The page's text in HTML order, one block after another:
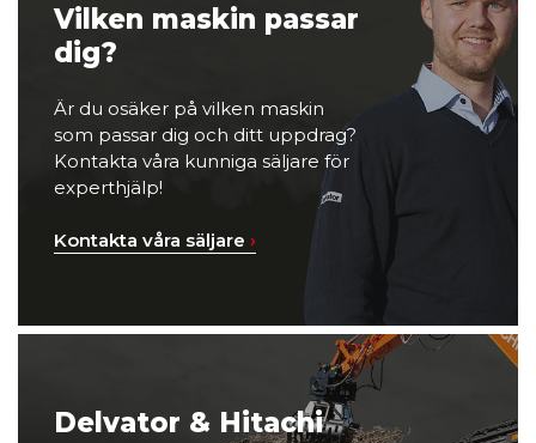
Vilken maskin passar
dig?
Är du osäker på vilken maskin
som passar dig och ditt uppdrag?
Kontakta våra kunniga säljare för
experthjälp!
Kontakta våra säljare ›
Delvator & Hitachi